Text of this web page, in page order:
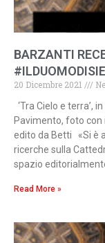
BARZANTI
20 Dicembre 2021
‘Tra Cielo e terra’,
Pavimento, foto con
edito da Betti «Si è
ricerche sulla
spazio
Read More »